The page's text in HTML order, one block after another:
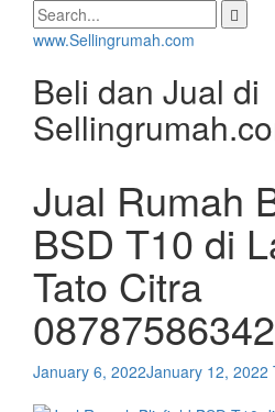
SkipSearch
for:
www.Sellingrumah.com
Beli dan Jual di
Jual Rumah
BSD T10 di
Tato Citra
January 6, 2022January 12, 2022